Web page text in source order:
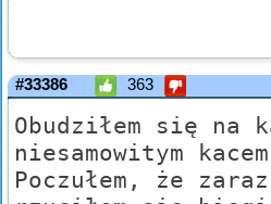
#33386 363
Obudziłem się na
niesamowitym
Poczułem, że